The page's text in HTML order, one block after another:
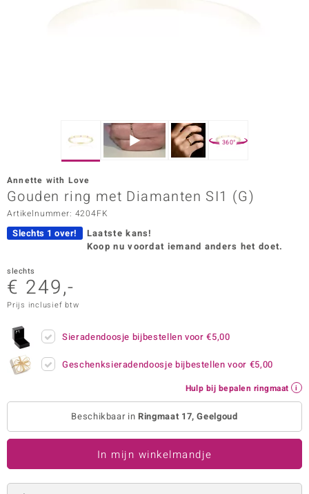
Vogue
in Italy
Paraíso
Collection
360°
Annette with Love
Gouden ring met Diamanten SI1 (G)
Artikelnummer: 4204FK
Slechts 1 over!
Laatste kans!
Koop nu voordat iemand anders het doet.
slechts
€ 249,-
Prijs inclusief btw
Sieradendoosje bijbestellen voor€5,00
Geschenksieradendoosje bijbestellen voor €5,00
Hulp bij bepalen ringmaat
Beschikbaar inRingmaat 17, Geelgoud
In mijn winkelmandje